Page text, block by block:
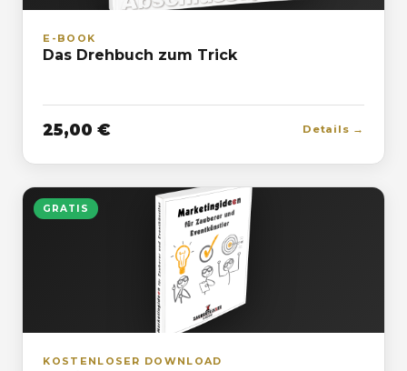
E-BOOK
Das Drehbuch zum Trick
25,00 € Details →
GRATIS
KOSTENLOSER DOWNLOAD